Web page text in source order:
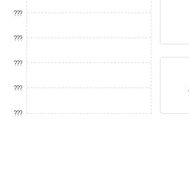
???
???
???
???
???